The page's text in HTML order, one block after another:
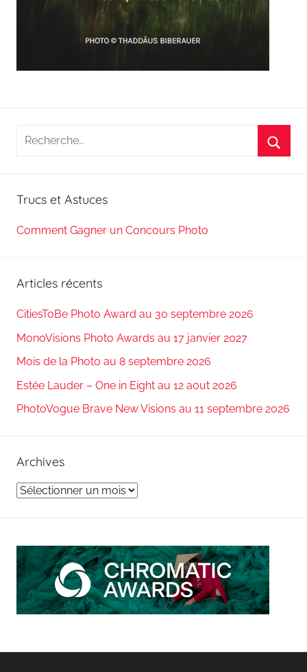
Recherche
Trucs et Astuces
Comment Gagner un Concours Photo
Articles récents
CitiesToBe Photo Award au 30 septembre 2026
MonoVisions Photo Awards au 17 janvier 2027
Mois de la Photo au 8 septembre 2026
Estée Lauder – One in Eight au 12 aout 2026
PhotoVogue Brave New Visions au 11 septembre 2026
Archives
Archives